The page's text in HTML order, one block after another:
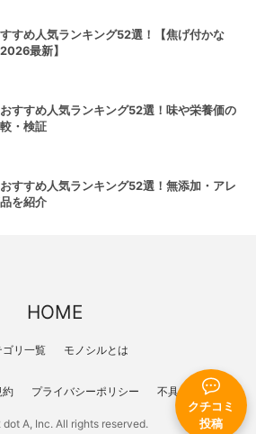
クチコミ
投稿
すめ人気ランキング52選！【焦げ付かな
最新】
すすめ人気ランキング52選！味や栄養価の
・検証
すすめ人気ランキング52選！無添加・アレ
を紹介
HOME
ゴリ一覧 モノシルとは
約 プライバシーポリシー 不具合報告
A, Inc. All rights reserved.